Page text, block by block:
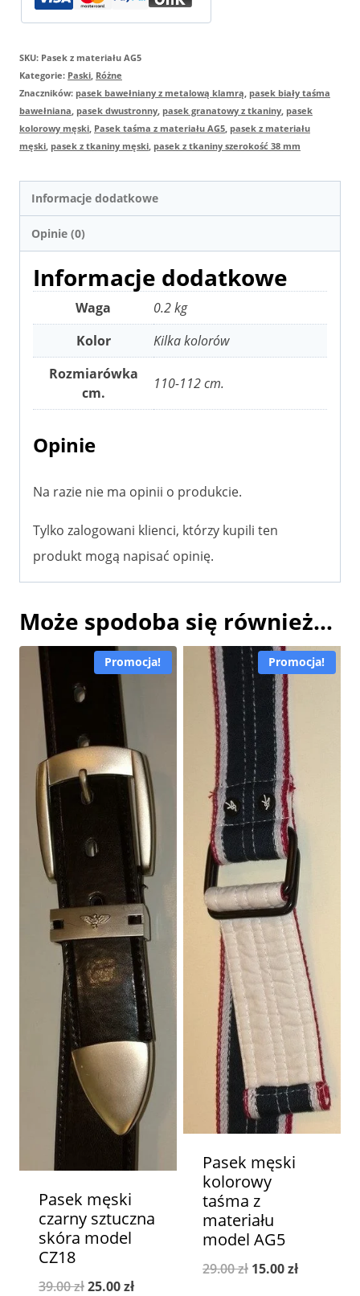
model
SKU: Pasek z materiału AG5
Kategorie: Paski, Różne
Znaczników: pasek bawełniany z metalową klamrą, pasek biały taśma
bawełniana, pasek dwustronny, pasek granatowy z tkaniny, pasek
kolorowy męski, Pasek taśma z materiału AG5, pasek z materiału
męski, pasek z tkaniny męski, pasek z tkaniny szerokość 38 mm
Informacje dodatkowe
Opinie (0)
Informacje dodatkowe
Waga
0.2 kg
Kolor
Kilka kolorów
Rozmiarówka
cm.
110-112 cm.
Opinie
Na razie nie ma opinii o produkcie.
Tylko zalogowani klienci, którzy kupili ten
produkt mogą napisać opinię.
Może spodoba się również…
Promocja!
Pasek męski
czarny sztuczna
skóra model
CZ18
39.00złPierwotna
25.00złAktualna
Promocja!
Pasek męski
kolorowy
taśma z
materiału
model AG5
29.00zł Pierwotna
15.00złAktualna